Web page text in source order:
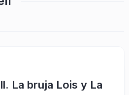
La bruja Lois y La